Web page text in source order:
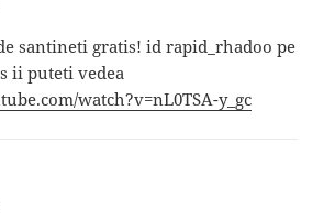
santineti gratis! id rapid_rhadoo pe
ii puteti vedea
watch?v=nL0TSA-y_gc